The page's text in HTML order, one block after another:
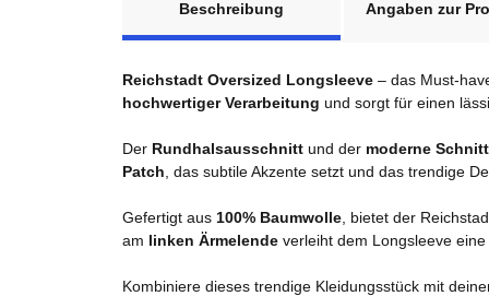
Beschreibung
Angaben zur
Reichstadt Oversized Longsleeve – das Must-
hochwertiger Verarbeitung und sorgt für einen
Der Rundhalsausschnitt und der moderne Schnitt
Patch , das subtile Akzente setzt und das trendige
Gefertigt aus 100% Baumwolle , bietet der
am linken Ärmelende verleiht dem Longsleeve
Kombiniere dieses trendige Kleidungsstück mit